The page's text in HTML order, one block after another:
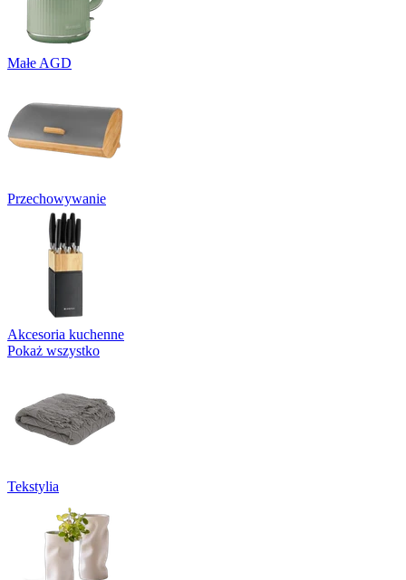
Małe AGD
Przechowywanie
Akcesoria kuchenne
Pokaż wszystko
Tekstylia